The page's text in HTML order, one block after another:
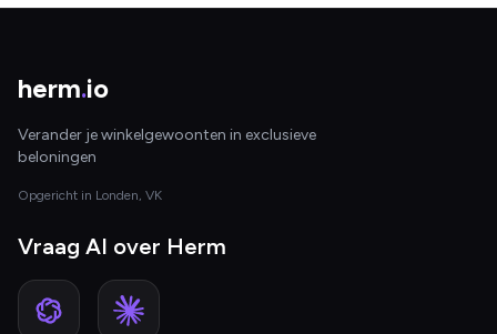
herm.io
Verander je winkelgewoonten in exclusieve
beloningen
Opgericht in Londen, VK
Vraag AI over Herm